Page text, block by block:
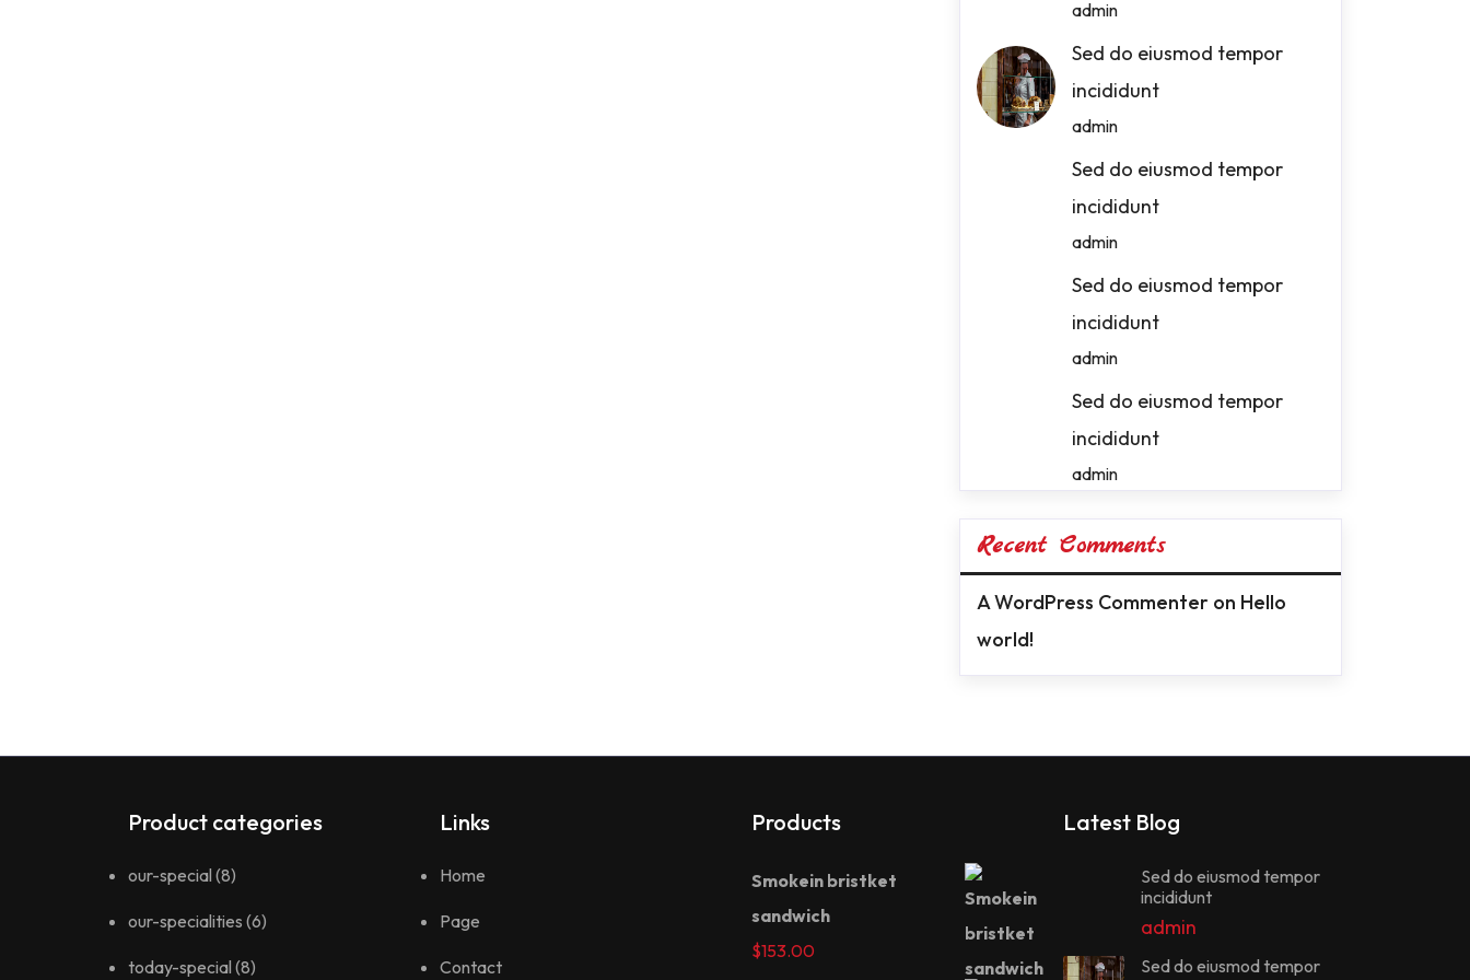
admin
Sed do eiusmod tempor
incididunt
admin
Sed do eiusmod tempor
incididunt
admin
Sed do eiusmod tempor
incididunt
admin
Sed do eiusmod tempor
incididunt
admin
Recent Comments
A WordPress Commenter on Hello
world!
Product categories
our-special (8)
our-specialities (6)
today-special (8)
Links
Home
Page
Contact
Products
Smokein bristket
sandwich
$153.00
Latest Blog
Sed do eiusmod tempor
incididunt
admin
Sed do eiusmod tempor